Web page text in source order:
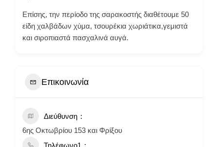
Επίσης, την περίοδο της σαρακοστής διαθέτουμε 50
είδη χαλβάδων χύμα, τσουρέκια χωριάτικα,γεμιστά
και σιροπιαστά πασχαλινά αυγά.
Επικοινωνία
Διεύθυνση
6ης Οκτωβρίου 153 και Φρίξου
Τηλέφωνο1